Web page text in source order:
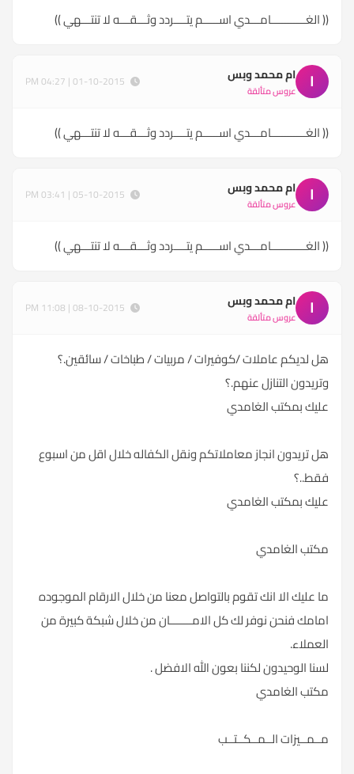
(( الغـــــــــــامـــدي اســـــم يتــــردد وثـــقـــه لا تنتـــهي ))
ا ام محمد وبس
عروس متألقة
(( الغـــــــــــامـــدي اســـــم يتــــردد وثـــقـــه لا تنتـــهي ))
ا ام محمد وبس
عروس متألقة
(( الغـــــــــــامـــدي اســـــم يتــــردد وثـــقـــه لا تنتـــهي ))
ا ام محمد وبس
عروس متألقة
هل لديكم عاملات /كوفيرات / مربيات / طباخات / سائقين.؟
وتريدون التنازل عنهم.؟
عليك بمكتب الغامدي
هل تريدون انجاز معاملاتكم ونقل الكفاله خلال اقل من اسبوع
فقط..؟
عليك بمكتب الغامدي
مكتب الغامدي
ما عليك الا انك تقوم بالتواصل معنا من خلال الارقام الموجوده
امامك فنحن نوفر لك كل الامـــــــان من خلال شبكة كبيرة من
العملاء.
لسنا الوحيدون لكننا بعون الله الافضل .
مكتب الغامدي
مــمــيزات الــمــكــتــب